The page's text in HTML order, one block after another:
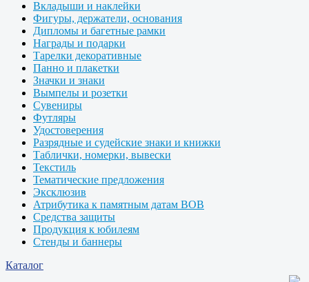
Вкладыши и наклейки
Фигуры, держатели, основания
Дипломы и багетные рамки
Награды и подарки
Тарелки декоративные
Панно и плакетки
Значки и знаки
Вымпелы и розетки
Сувениры
Футляры
Удостоверения
Разрядные и судейские знаки и книжки
Таблички, номерки, вывески
Текстиль
Тематические предложения
Эксклюзив
Атрибутика к памятным датам ВОВ
Средства защиты
Продукция к юбилеям
Стенды и баннеры
Каталог